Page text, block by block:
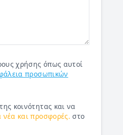
χρήσης όπως αυτοί
προσωπικών
κοινότητας και να
και προσφορές. στο